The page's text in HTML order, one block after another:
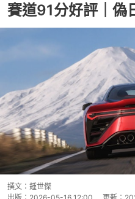
賽道91分好評｜偽
撰文： 鍾世傑
出版： 2026-05-16 12:00 更新：